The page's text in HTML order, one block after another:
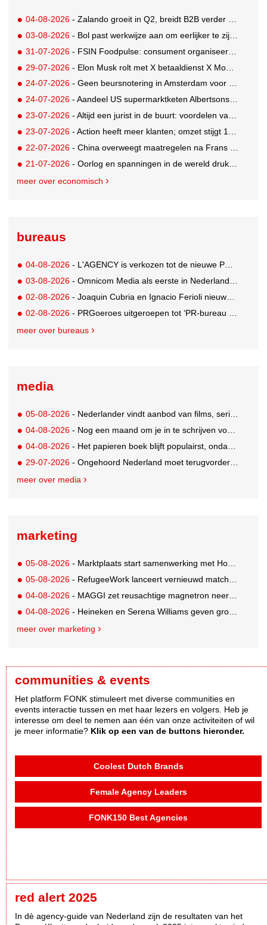
04-08-2026 - Zalando groeit in Q2, breidt B2B verder uit en innoveert met AI
03-08-2026 - Bol past werkwijze aan om eerlijker te zijn naar verkopers en consumenten
31-07-2026 - FSIN Foodpulse: consument organiseert eet- en koopgedrag bewuster
29-07-2026 - Elon Musk rolt met X betaaldienst X Money uit in VS: zorgen in Washington
24-07-2026 - Geen beursnotering in Amsterdam voor nieuw concern voedingsmerken Unilever
24-07-2026 - Aandeel US supermarktketen Albertsons daalt 21%. Volgt Ahold Delhaize?
23-07-2026 - Altijd een jurist in de buurt: voordelen van een landelijk bureau
23-07-2026 - Action heeft meer klanten; omzet stijgt 14% in eerste halfjaar naar 8,3 miljard
22-07-2026 - China overweegt maatregelen na Frans verbod op reclame voor Shein en TEMU
21-07-2026 - Oorlog en spanningen in de wereld drukken stempel op Nederlandse ondernemingen
meer over economisch
bureaus
04-08-2026 - L'AGENCY is verkozen tot de nieuwe PR-partner van KoRo
03-08-2026 - Omnicom Media als eerste in Nederland actief met advertenties in ChatGPT
02-08-2026 - Joaquin Cubria en Ignacio Ferioli nieuwe Global CCO’s GUT, Renata Neumann Global Head of Production
02-08-2026 - PRGoeroes uitgeroepen tot ‘PR-bureau van het jaar 2026’
meer over bureaus
media
05-08-2026 - Nederlander vindt aanbod van films, series en sport vaak versnipperd
04-08-2026 - Nog een maand om je in te schrijven voor de Mercurs 2026
04-08-2026 - Het papieren boek blijft populairst, ondanks digitale alternatieven
29-07-2026 - Ongehoord Nederland moet terugvordering betalen aan Commissariaat voor de Media
meer over media
marketing
05-08-2026 - Marktplaats start samenwerking met House of Cars
05-08-2026 - RefugeeWork lanceert vernieuwd matchingplatform voor nieuwkomers en werkgevers
04-08-2026 - MAGGI zet reusachtige magnetron neer op Solar Festival
04-08-2026 - Heineken en Serena Williams geven grootste tennisfans kans om US Open bij te wonen
meer over marketing
communities & events
Het platform FONK stimuleert met diverse communities en
events interactie tussen en met haar lezers en volgers. Heb je
interesse om deel te nemen aan één van onze activiteiten of wil
je meer informatie? Klik op een van de buttons hieronder.
Coolest Dutch Brands
Female Agency Leaders
FONK150 Best Agencies
red alert 2025
In dè agency-guide van Nederland zijn de resultaten van het